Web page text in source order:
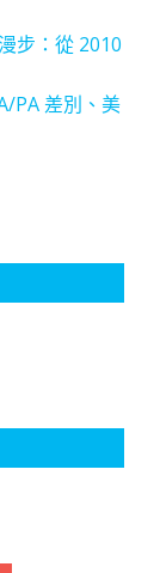
步：從 2010
PA 差別、美